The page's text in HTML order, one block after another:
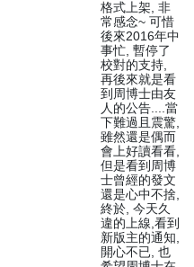
格式上架, 非
常感念~ 可惜
後來2016年中
事忙, 暫停了
校對的支持,
再後來就是看
到周博士由友
人的公告....當
下難過且震驚,
雖然還是偶而
會上好讀看看,
但是看到周博
士曾經的發文
還是心中不捨,
終於, 今天久
違的上線,看到
新版主的通知,
開心不已, 也